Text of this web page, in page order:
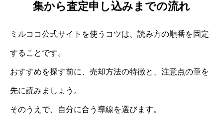
集から査定申し込みまでの流れ
ミルココ公式サイトを使うコツは、読み方の順番を固定
することです。
おすすめを探す前に、売却方法の特徴と、注意点の章を
先に読みましょう。
そのうえで、自分に合う導線を選びます。